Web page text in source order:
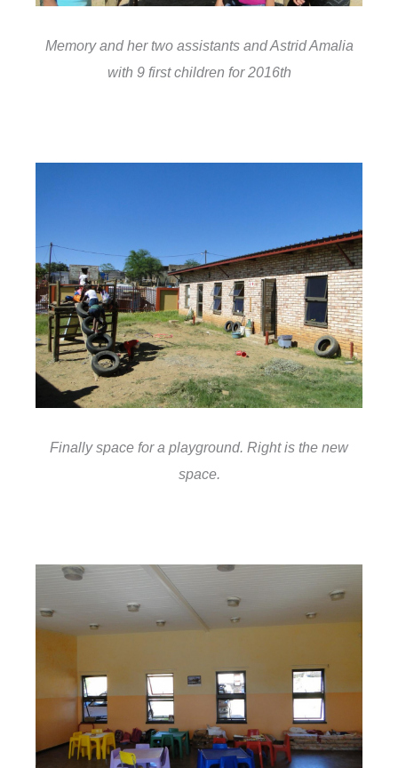
Memory and her two assistants and Astrid Amalia
with 9 first children for 2016th
Finally space for a playground. Right is the new
space.